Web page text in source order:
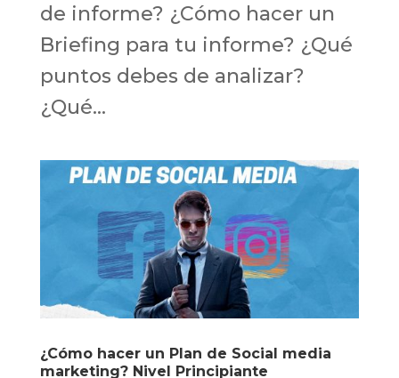
de informe? ¿Cómo hacer un
Briefing para tu informe? ¿Qué
puntos debes de analizar?
¿Qué...
¿Cómo hacer un Plan de Social media
marketing? Nivel Principiante